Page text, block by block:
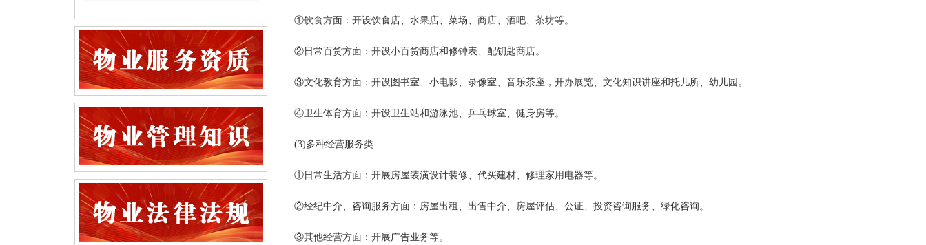
①饮食方面：开设饮食店、水果店、菜场、商店、酒吧、茶坊等。
②日常百货方面：开设小百货商店和修钟表、配钥匙商店。
③文化教育方面：开设图书室、小电影、录像室、音乐茶座，开办展览、文化知识讲座和托儿所、幼儿园。
④卫生体育方面：开设卫生站和游泳池、乒乓球室、健身房等。
(3)多种经营服务类
①日常生活方面：开展房屋装潢设计装修、代买建材、修理家用电器等。
②经纪中介、咨询服务方面：房屋出租、出售中介、房屋评估、公证、投资咨询服务、绿化咨询。
③其他经营方面：开展广告业务等。